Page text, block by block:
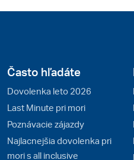
Často hľadáte
Dovolenka leto 2026
Last Minute pri mori
Poznávacie zájazdy
Najlacnejšia dovolenka pri
mori s all inclusive